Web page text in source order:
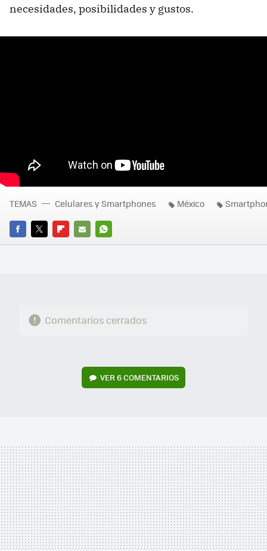
necesidades, posibilidades y gustos.
FACEBOOK
TWITTERFLIPBOARD
E-
WHATSAPP
TEMAS Celulares y Smartphones México
Comentarios cerrados
VER 6 COMENTARIOS